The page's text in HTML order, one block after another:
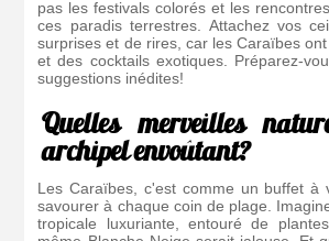
pas les festivals colorés et les
ces paradis terrestres. Attachez vos
surprises et de rires, car les Caraïbes
et des cocktails exotiques. Préparez-
suggestions inédites!
Quelles merveilles
archipel envoûtant?
Les Caraïbes, c'est comme un buffet
savourer à chaque coin de plage.
tropicale luxuriante, entouré de